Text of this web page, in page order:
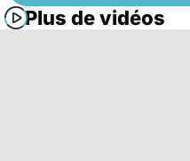
Plus de vidéos